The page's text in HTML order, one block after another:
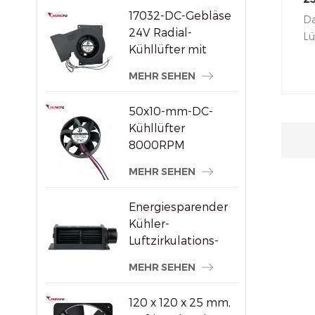
17032-DC-Gebläse
24V Radial-
Kühllüfter mit
Druck
MEHR SEHEN
50x10-mm-DC-
Kühllüfter
8000RPM
Bürstenloser
kleine
elektronische
Geräte
MEHR SEHEN
Energiesparender
Kühler-
Luftzirkulations-
aus Kunststoff
MEHR SEHEN
120 x 120 x 25 mm,